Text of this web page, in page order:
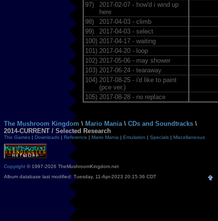
97)
2017-02-07 - how'd i wind up
here
98)
2017-04-03 - climb
99)
2017-04-03 - select
100) 2017-04-17 - waiting
101) 2017-04-20 - loop
102) 2017-05-06 - may shower
103) 2017-06-24 - tearaway
104) 2017-08-25 - i'd like to paint
(pce ver.)
105) 2017-08-28 - no replace
The Mushroom Kingdom \ Mario Mania \ CDs and Soundtracks \
2014-CURRENT / Selected Research
The Games | Downloads | Reference | Mario Mania | Emulation | Specials | Miscellaneous
Copyright © 1997-2026 TheMushroomKingdom.net
Album database last modified: Tuesday, 11-Apr-2023 20:15:36 CDT